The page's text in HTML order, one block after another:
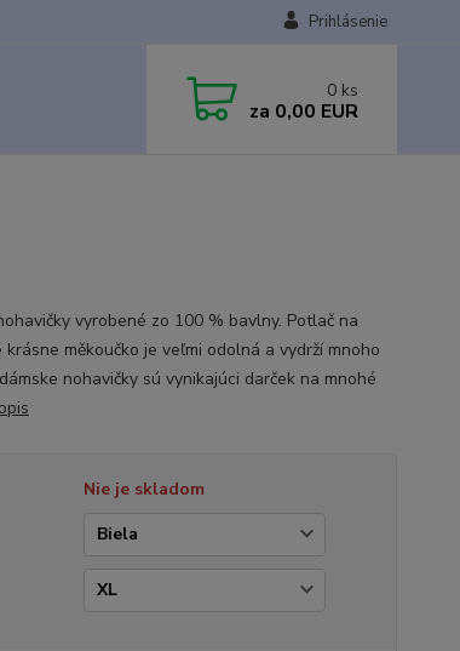
Prihlásenie
0 ks
za 0,00 EUR
vyrobené zo 100 % bavlny. Potlač na
krásne měkoučko je veľmi odolná a vydrží mnoho
nohavičky sú vynikajúci darček na mnohé
Nie je skladom